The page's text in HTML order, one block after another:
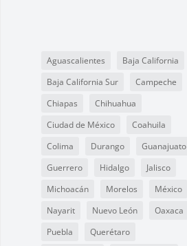
Aguascalientes
Baja California
Baja California Sur
Campeche
Chiapas
Chihuahua
Ciudad de México
Coahuila
Colima
Durango
Guanajuato
Guerrero
Hidalgo
Jalisco
Michoacán
Morelos
México
Nayarit
Nuevo León
Oaxaca
Puebla
Querétaro